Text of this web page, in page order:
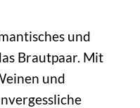
und
Brautpaar. Mit
und